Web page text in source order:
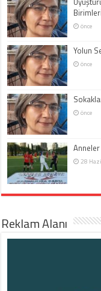
önce
Yolun
önce
önce
Anneler
28
Reklam Alanı